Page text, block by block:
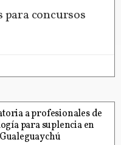
para concursos
a profesionales de
para suplencia en